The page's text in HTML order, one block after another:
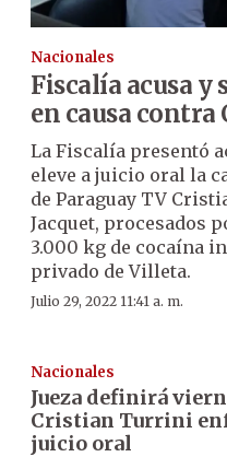
Nacionales
Fiscalía acusa
en causa
La Fiscalía presentó
eleve a juicio oral la
de Paraguay TV
Jacquet, procesados
3.000 kg de cocaína
privado de Villeta.
Julio 29, 2022 11:41 a. m.
Nacionales
Jueza definirá
Cristian Turrini
juicio oral